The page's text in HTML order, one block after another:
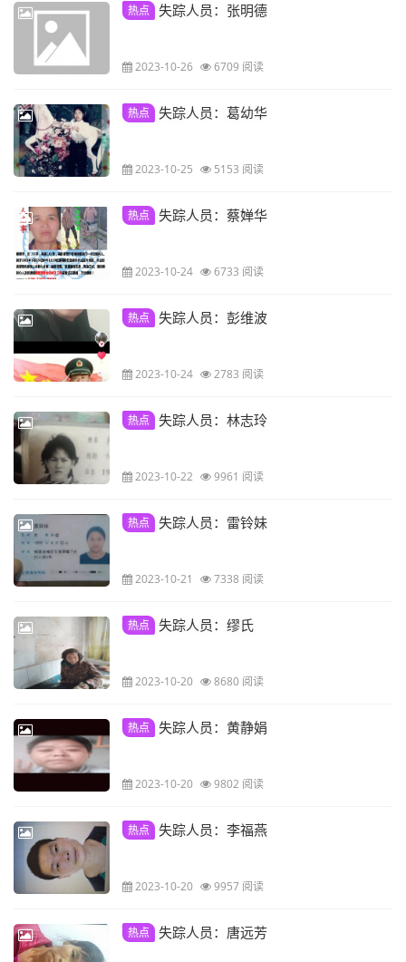
热点 失踪人员：张明德
2023-10-26 6709 阅读
热点 失踪人员：葛幼华
2023-10-25 5153 阅读
热点 失踪人员：蔡婵华
2023-10-24 6733 阅读
热点 失踪人员：彭维波
2023-10-24 2783 阅读
热点 失踪人员：林志玲
2023-10-22 9961 阅读
热点 失踪人员：雷铃妹
2023-10-21 7338 阅读
热点 失踪人员：缪氏
2023-10-20 8680 阅读
热点 失踪人员：黄静娟
2023-10-20 9802 阅读
热点 失踪人员：李福燕
2023-10-20 9957 阅读
热点 失踪人员：唐远芳